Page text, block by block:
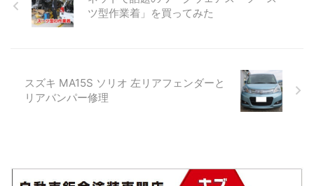
要！」 時短するのにUVパテや
整理整頓、収納です。 どこに
何があるか？ 直ぐに手に取り
どれだけ使っているか計算し
たことはありますか？ これら
来る方は限られます。 そこで
開発されたのがペイテム。 塗
料や副資材を使った量だけ入
ませんよね） このページでは
ツ型作業着」を買ってみた
スズキ MA15S ソリオ 左リアフェンダーと
リアバンパー修理